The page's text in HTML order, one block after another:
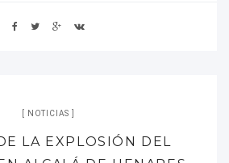
NOTICIAS
LA EXPLOSIÓN DEL